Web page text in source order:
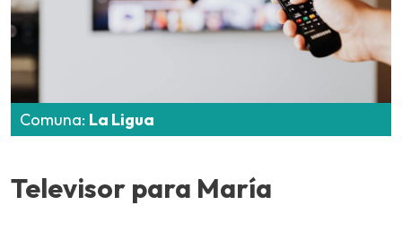
Comuna: La Ligua
Televisor para María